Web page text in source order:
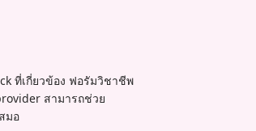
ที่เกี่ยวข้อง ฟอรัมวิชาชีพ
สามารถช่วย
มอ